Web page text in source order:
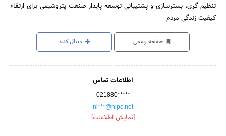
تنظیم گری، بسترسازی و پشتیبانی توسعه پایدار صنعت پتروشیمی برای ارتقاء
کیفیت زندگی مردم
صفحه رسمی دنبال کنید
اطلاعات تماس
021880*****
ni***@nipc.net
[نمایش اطلاعات]